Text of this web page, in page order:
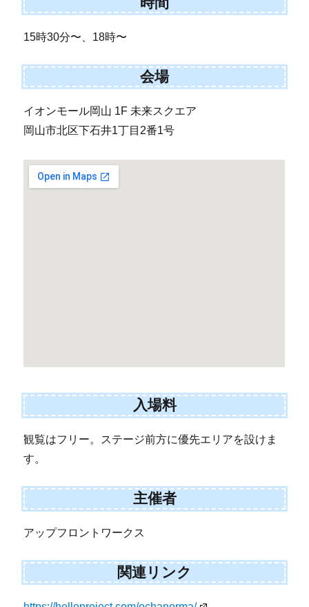
15時30分〜、18時〜
会場
イオンモール岡山 1F 未来スクエア
岡山市北区下石井1丁目2番1号
入場料
観覧はフリー。ステージ前方に優先エリアを設けま
す。
主催者
アップフロントワークス
関連リンク